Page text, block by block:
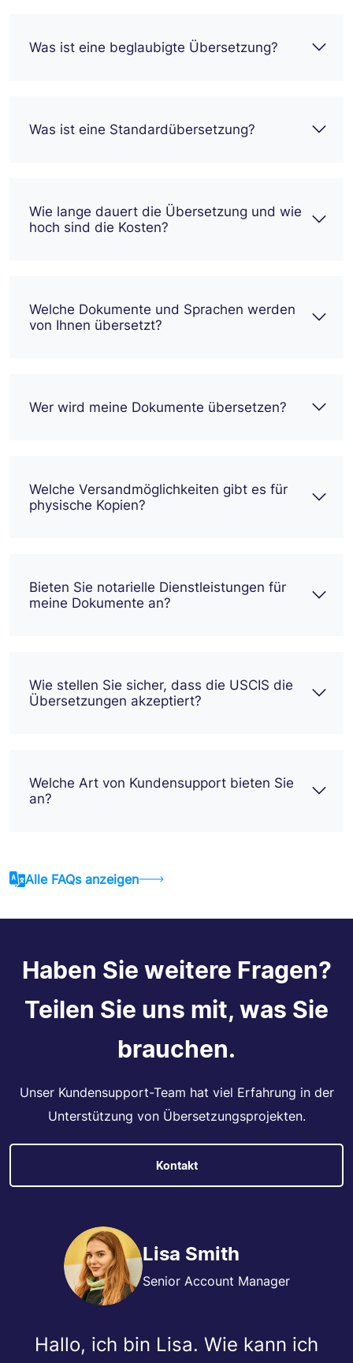
Was ist eine beglaubigte Übersetzung?
Was ist eine Standardübersetzung?
Wie lange dauert die Übersetzung und wie
hoch sind die Kosten?
Welche Dokumente und Sprachen werden
von Ihnen übersetzt?
Wer wird meine Dokumente übersetzen?
Welche Versandmöglichkeiten gibt es für
physische Kopien?
Bieten Sie notarielle Dienstleistungen für
meine Dokumente an?
Wie stellen Sie sicher, dass die USCIS die
Übersetzungen akzeptiert?
Welche Art von Kundensupport bieten Sie
an?
Alle FAQs anzeigen
Haben Sie weitere Fragen?
Teilen Sie uns mit, was Sie
brauchen.
Unser Kundensupport-Team hat viel Erfahrung in der
Unterstützung von Übersetzungsprojekten.
Kontakt
Lisa Smith
Senior Account Manager
Hallo, ich bin Lisa. Wie kann ich